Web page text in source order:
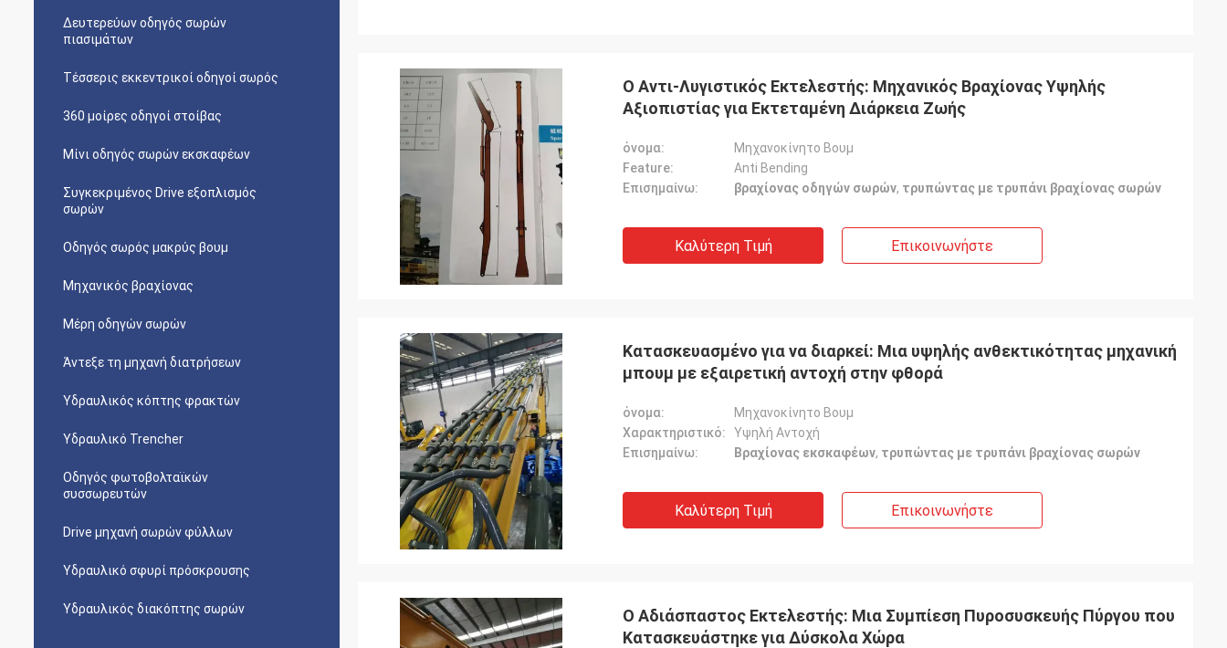
Δευτερεύων οδηγός σωρών
πιασιμάτων
Τέσσερις εκκεντρικοί οδηγοί σωρός
360 μοίρες οδηγοί στοίβας
Μίνι οδηγός σωρών εκσκαφέων
Συγκεκριμένος Drive εξοπλισμός
σωρών
Οδηγός σωρός μακρύς βουμ
Μηχανικός βραχίονας
Μέρη οδηγών σωρών
Άντεξε τη μηχανή διατρήσεων
Υδραυλικός κόπτης φρακτών
Υδραυλικό Trencher
Οδηγός φωτοβολταϊκών
συσσωρευτών
Drive μηχανή σωρών φύλλων
Υδραυλικό σφυρί πρόσκρουσης
Υδραυλικός διακόπτης σωρών
Ο Αντι-Λυγιστικός Εκτελεστής: Μηχανικός Βραχίονας Υψηλής
Αξιοπιστίας για Εκτεταμένη Διάρκεια Ζωής
όνομα:
Μηχανοκίνητο Βουμ
Feature:
Anti Bending
Επισημαίνω:
βραχίονας οδηγών σωρών, τρυπώντας με τρυπάνι βραχίονας σωρών
Καλύτερη Τιμή Επικοινωνήστε
Κατασκευασμένο για να διαρκεί: Μια υψηλής ανθεκτικότητας μηχανική
μπουμ με εξαιρετική αντοχή στην φθορά
όνομα:
Μηχανοκίνητο Βουμ
Χαρακτηριστικό:
Υψηλή Αντοχή
Επισημαίνω:
Βραχίονας εκσκαφέων, τρυπώντας με τρυπάνι βραχίονας σωρών
Καλύτερη Τιμή Επικοινωνήστε
Ο Αδιάσπαστος Εκτελεστής: Μια Συμπίεση Πυροσυσκευής Πύργου που
Κατασκευάστηκε για Δύσκολα Χώρα